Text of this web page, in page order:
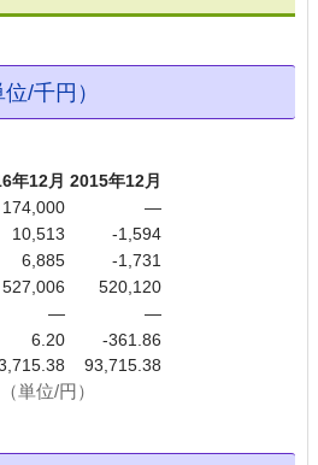
/千円）
年12月 2015年12月
174,000
―
10,513
-1,594
6,885
-1,731
527,006
520,120
―
―
6.20
-361.86
93,715.38
単位/円）